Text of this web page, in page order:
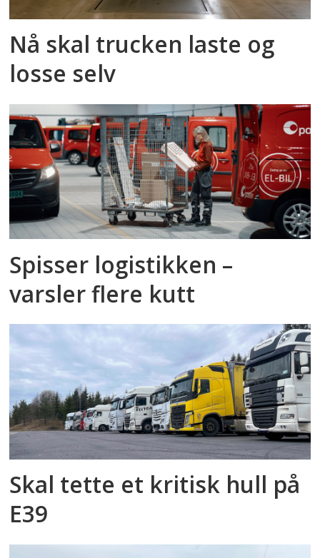
Nå skal trucken laste og
losse selv
Spisser logistikken –
varsler flere kutt
Skal tette et kritisk hull på
E39